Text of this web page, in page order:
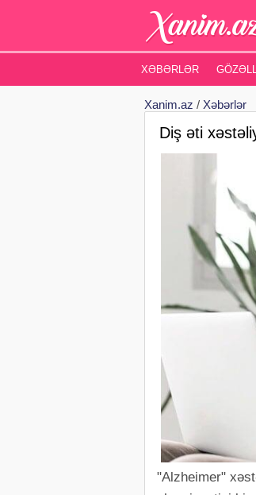
XƏBƏRLƏR
Xanim.az / Xəbərlər
Diş əti
"Alzheimer"